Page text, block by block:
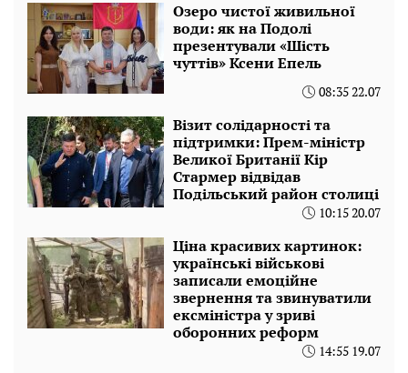
Озеро чистої живильної
води: як на Подолі
презентували «Шість
чуттів» Ксени Епель
08:35 22.07
Візит солідарності та
підтримки: Прем-міністр
Великої Британії Кір
Стармер відвідав
Подільський район столиці
10:15 20.07
Ціна красивих картинок:
українські військові
записали емоційне
звернення та звинуватили
ексміністра у зриві
оборонних реформ
14:55 19.07